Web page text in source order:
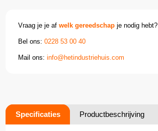
Vraag je je afwelk gereedschap je nodig hebt?
Bel ons:0228 53 00 40
Mail ons:info@hetindustriehuis.com
Specificaties Productbeschrijving